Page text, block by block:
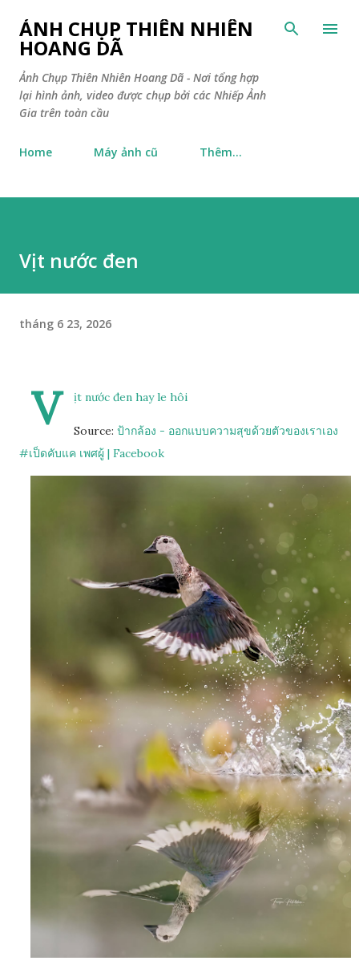
Chuyển đến nội dung chính
ẢNH CHỤP THIÊN NHIÊN
HOANG DÃ
Ảnh Chụp Thiên Nhiên Hoang Dã - Nơi tổng hợp
lại hình ảnh, video được chụp bởi các Nhiếp Ảnh
Gia trên toàn cầu
Home Máy ảnh cũ Thêm…
Vịt nước đen
tháng 6 23, 2026
V ịt nước đen hay le hôi
Source: ป้ากล้อง - ออกแบบความสุขด้วยตัวของเราเอง
#เป็ดคับแค เพศผู้ | Facebook